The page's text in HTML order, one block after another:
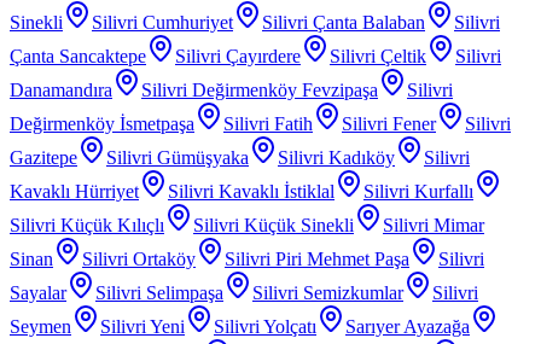
Sinekli
Silivri Cumhuriyet Silivri Çanta Balaban
Silivri
Çanta Sancaktepe
Silivri Çayırdere Silivri Çeltik
Silivri
Danamandıra
Silivri Değirmenköy Fevzipaşa
Silivri
Değirmenköy İsmetpaşa
Silivri Fatih Silivri Fener
Silivri
Gazitepe
Silivri Gümüşyaka Silivri Kadıköy
Silivri
Kavaklı Hürriyet
Silivri Kavaklı İstiklal
Silivri Kurfallı
Silivri Küçük Kılıçlı
Silivri Küçük Sinekli
Silivri Mimar
Sinan
Silivri Ortaköy Silivri Piri Mehmet Paşa
Silivri
Sayalar
Silivri Selimpaşa Silivri Semizkumlar
Silivri
Seymen
Silivri Yeni Silivri Yolçatı
Sarıyer Ayazağa